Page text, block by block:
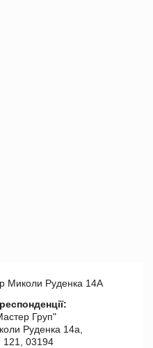
Миколи Руденка 14А
Груп"
Руденка 14а,
121, 03194